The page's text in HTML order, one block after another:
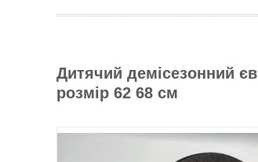
Дитячий демісезонний
розмір 62 68 см